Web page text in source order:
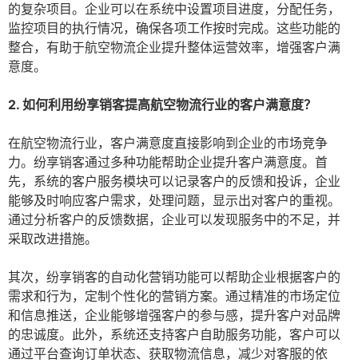
的复杂项目。企业可以在系统中设置项目进度，分配任务，
监控项目的执行情况，确保各项工作按时完成。这些功能的
整合，有助于航空物流企业提升整体运营效率，增强客户满
意度。
2. 如何利用纷享销客提高航空物流行业的客户满意度？
在航空物流行业，客户满意度直接影响到企业的市场竞争
力。纷享销客通过多种功能帮助企业提升客户满意度。首
先，系统的客户服务模块可以记录客户的反馈和投诉，企业
能够及时响应客户需求，处理问题，显示出对客户的重视。
通过分析客户的反馈数据，企业可以发现服务中的不足，并
采取改进措施。
其次，纷享销客的自动化营销功能可以帮助企业根据客户的
需求和行为，定制个性化的营销方案。通过精准的市场定位
和信息推送，企业能够增强客户的参与感，提升客户对品牌
的忠诚度。此外，系统还支持客户自助服务功能，客户可以
通过平台查询订单状态、获取物流信息，减少对客服的依